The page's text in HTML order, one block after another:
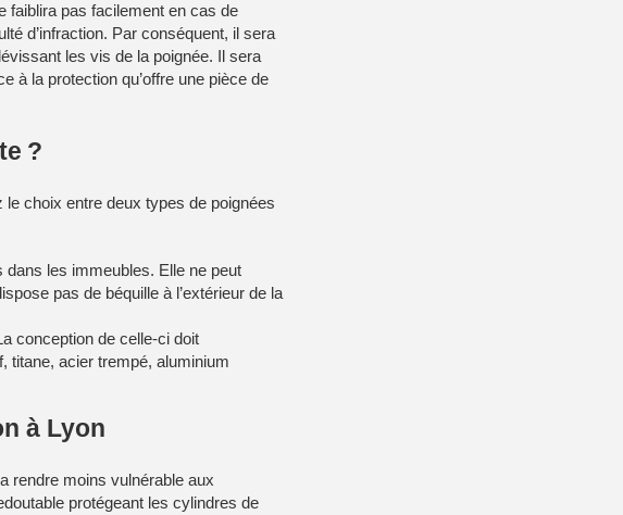
faiblira pas facilement en cas de
d’infraction. Par conséquent, il sera
les vis de la poignée. Il sera
à la protection qu’offre une pièce de
?
choix entre deux types de poignées
les immeubles. Elle ne peut
pas de béquille à l’extérieur de la
conception de celle-ci doit
titane, acier trempé, aluminium
à Lyon
rendre moins vulnérable aux
protégeant les cylindres de